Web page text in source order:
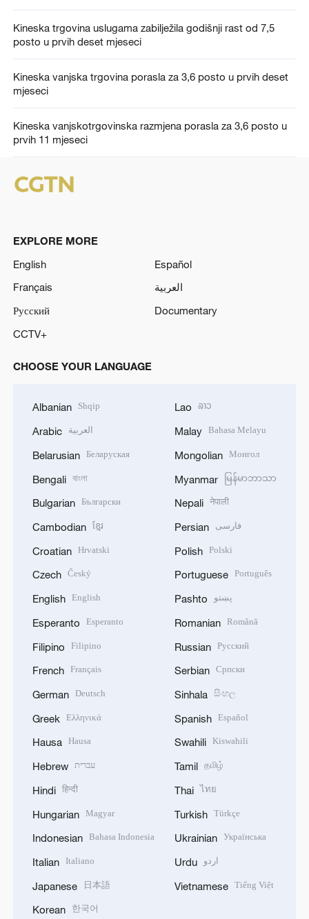
Kineska trgovina uslugama zabilježila godišnji rast od 7,5
posto u prvih deset mjeseci
Kineska vanjska trgovina porasla za 3,6 posto u prvih deset
mjeseci
Kineska vanjskotrgovinska razmjena porasla za 3,6 posto u
prvih 11 mjeseci
EXPLORE MORE
English
Español
Français
العربية
Русский
Documentary
CCTV+
CHOOSE YOUR LANGUAGE
Albanian Shqip
Arabic العربية
Belarusian Беларуская
Bengali বাংলা
Bulgarian Български
Cambodian ខ្មែរ
Croatian Hrvatski
Czech Český
English English
Esperanto Esperanto
Filipino Filipino
French Français
German Deutsch
Greek Ελληνικά
Hausa Hausa
Hebrew עברית
Hindi हिन्दी
Hungarian Magyar
Indonesian Bahasa Indonesia
Italian Italiano
Japanese 日本語
Korean 한국어
Lao ລາວ
Malay Bahasa Melayu
Mongolian Монгол
Myanmar မြန်မာဘာသာ
Nepali नेपाली
Persian فارسی
Polish Polski
Portuguese Português
Pashto پښتو
Romanian Română
Russian Русский
Serbian Српски
Sinhala සිංහල
Spanish Español
Swahili Kiswahili
Tamil தமிழ்
Thai ไทย
Turkish Türkçe
Ukrainian Українська
Urdu اردو
Vietnamese Tiếng Việt